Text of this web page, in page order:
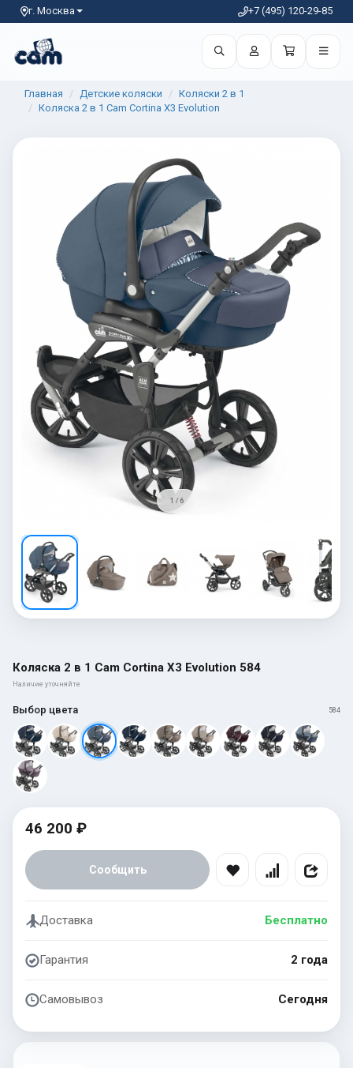
г. Москва +7 (495) 120-29-85
Главная Детские коляски
Коляски 2 в 1
Коляска 2 в 1 Cam Cortina X3 Evolution
1 / 6
Коляска 2 в 1 Cam Cortina X3 Evolution 584
Наличие уточняйте
Выбор цвета 584
46 200 ₽
Сообщить
Доставка Бесплатно
Гарантия 2 года
Самовывоз Сегодня